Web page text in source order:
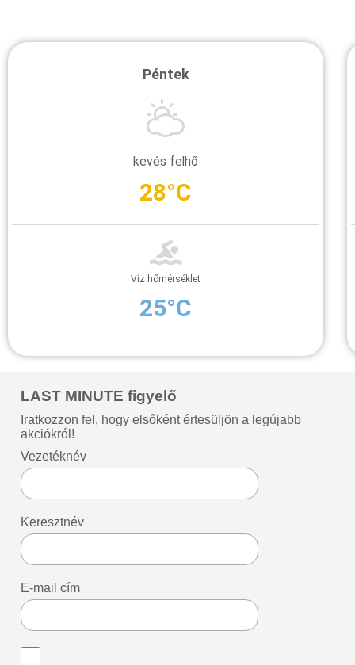
Péntek
kevés felhő
28°C
Víz hőmérséklet
25°C
LAST MINUTE figyelő
Iratkozzon fel, hogy elsőként értesüljön a legújabb
akciókról!
Vezetéknév
Keresztnév
E-mail cím